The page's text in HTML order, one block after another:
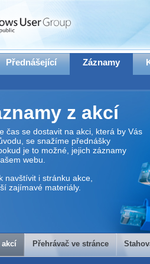
Přednášející Záznamy
z akcí
čas se dostavit na akci, která by Vás
se snažíme přednášky
je to možné, jejich záznamy
webu.
navštívit i stránku akce,
zajímavé materiály.
ve stránce
akcí Přehrávač ve stránce